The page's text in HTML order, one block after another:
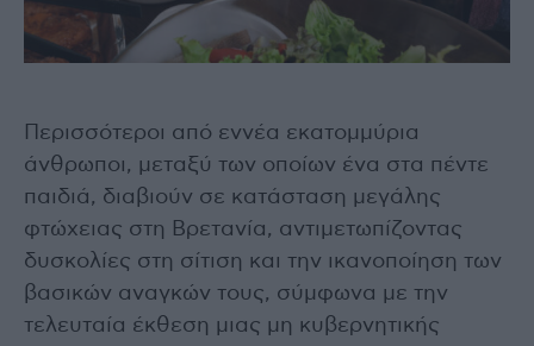
Περισσότεροι από εννέα εκατομμύρια
άνθρωποι, μεταξύ των οποίων ένα στα πέντε
παιδιά, διαβιούν σε κατάσταση μεγάλης
φτώχειας στη Βρετανία, αντιμετωπίζοντας
δυσκολίες στη σίτιση και την ικανοποίηση των
βασικών αναγκών τους, σύμφωνα με την
τελευταία έκθεση μιας μη κυβερνητικής